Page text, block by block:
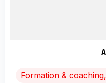
Formation &